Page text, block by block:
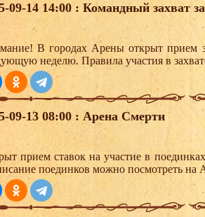
09-14 14:00 : Командный захват
В городах Арены открыт прием
неделю. Правила участия в
09-13 08:00 : Арена Смерти
прием ставок на участие в
поединков можно посмотреть на